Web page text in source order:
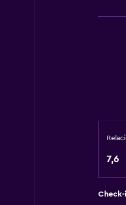
Vista a
7,6